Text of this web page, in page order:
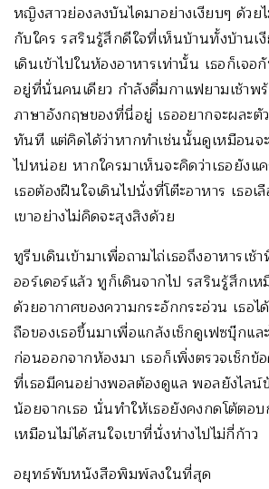
หญิงสาวย่องลงบันไดมาอย่างเงียบๆ ด้วย
กับใคร รสรินรู้สึกดีใจที่เห็นบ้านทั้งบ้านเ
เดินเข้าไปในห้องอาหารเท่านั้น เธอก็เจ
อยู่ที่นั่นคนเดียว กำลังดื่มกาแฟยามเช้า
ภาษาอังกฤษของที่นี่อยู่ เธออยากจะผละตั
ทันที แต่คิดได้ว่าหากทำเช่นนั้นดูเหมือนจ
ไปหน่อย หากใครมาเห็นจะคิดว่าเธอยังแ
เธอต้องฝืนใจเดินไปนั่งที่โต๊ะอาหาร เธอ
เขาอย่างไม่คิดจะสุงสิงด้วย
ทูรีบเดินเข้ามาเพื่อถามไถ่เธอถึงอาหารเช้
ออร์เดอร์แล้ว ทูก็เดินจากไป รสรินรู้สึกเ
ด้วยอากาศของความกระอักกระอ่วน เธอ
ถือของเธอขึ้นมาเพื่อแกล้งเช็กดูเฟซบุ๊
ก่อนออกจากห้องมา เธอก็เพิ่งตรวจเช็ก
ที่เธอมีคนอย่างพอลต้องดูแล พอลยังไลน์ข้
น้อยจากเธอ นั่นทำให้เธอยังคงกดโต้ตอบ
เหมือนไม่ได้สนใจเขาที่นั่งห่างไปไม่กี่ก้าว
อยุทธ์พับหนังสือพิมพ์ลงในที่สุด